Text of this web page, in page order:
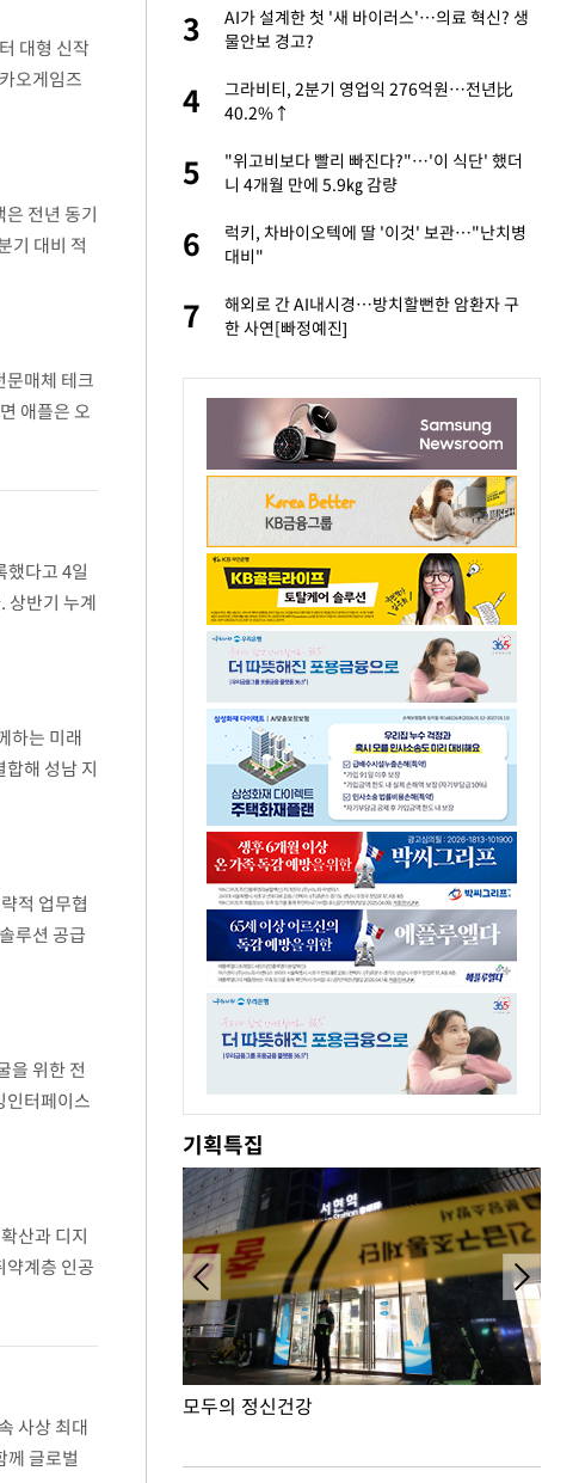
대형 신작
오게임즈
신
전년 동기
기 대비 적
문매체 테크
애플은 오
용·공개
했다고 4일
상반기 누계
하는 미래
해 성남 지
린지'의
적 업무협
루션 공급
과 기업 비
을 위한 전
인터페이스
고객 접점
산과 디지
약계층 인공
전
사상 최대
께 글로벌
실천"
료가 날 죽이는 것 같
산 회의서 공급 논
매달리지 말고 과감
, 혼조 개장 후 자원주
주 0.39%↑
3
AI가 설계한 첫 '새 바이러스'…의료 혁신? 생
물안보 경고?
4
그라비티, 2분기 영업익 276억원…전년比
40.2%↑
5
"위고비보다 빨리 빠진다?"…'이 식단' 했더
니 4개월 만에 5.9㎏ 감량
6
럭키, 차바이오텍에 딸 '이것' 보관…"난치병
대비"
7
해외로 간 AI내시경…방치할뻔한 암환자 구
한 사연[빠정예진]
기획특집
모두의 정신건강